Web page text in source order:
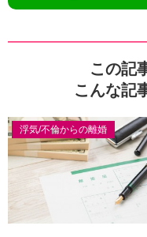
この記
こんな記
浮気/不倫からの離婚